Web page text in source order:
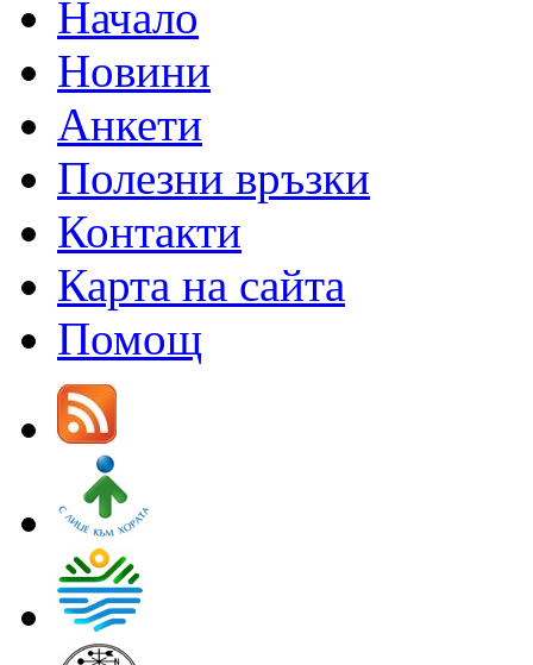
Начало
Новини
Анкети
Полезни връзки
Контакти
Карта на сайта
Помощ